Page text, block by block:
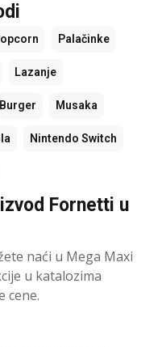
Palačinke
Lazanje
Burger Musaka
Nintendo Switch
Fornetti u
naći u Mega Maxi
u katalozima
cene.